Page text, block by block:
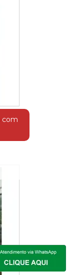
com